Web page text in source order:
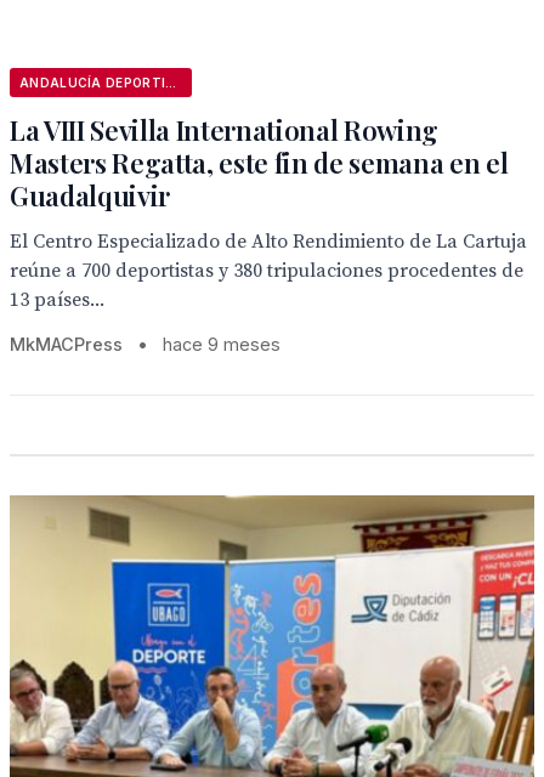
La VIII Sevilla International Rowing
Masters Regatta, este fin de semana en el
Guadalquivir
El Centro Especializado de Alto Rendimiento de La Cartuja
reúne a 700 deportistas y 380 tripulaciones procedentes de
13 países...
MkMACPress • hace 9 meses